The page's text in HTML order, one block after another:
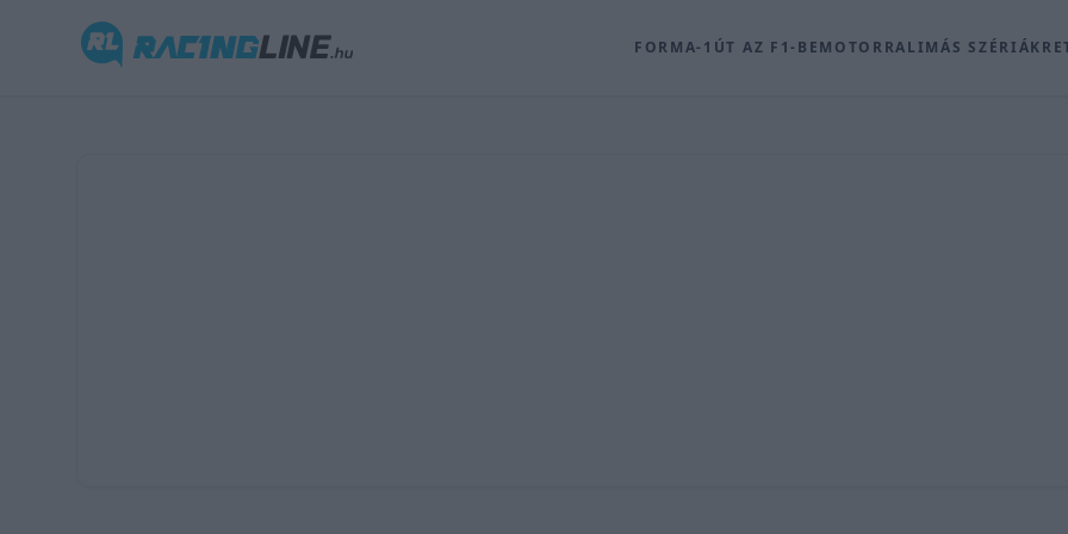
FORMA-1 ÚT AZ F1-BEMOTORRALIMÁS SZÉRIÁK